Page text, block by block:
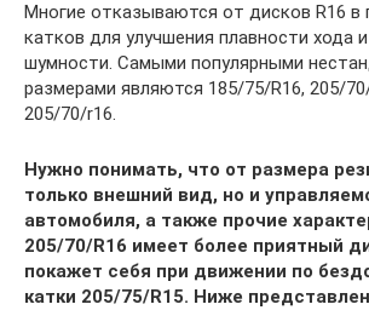
Многие отказываются от дисков R16 в
катков для улучшения плавности хода
шумности. Самыми популярными
размерами являются 185/75/R16, 205/
205/70/r16.
Нужно понимать, что от размера
только внешний вид, но и
автомобиля, а также прочие
205/70/R16 имеет более приятный
покажет себя при движении по
катки 205/75/R15. Ниже